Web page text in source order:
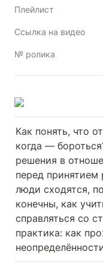
Плейлист
Ссылка на видео
№ ролика
Как понять, что
когда —
решения в
перед
люди сходятся,
конечны, как
справляться со
практика: как